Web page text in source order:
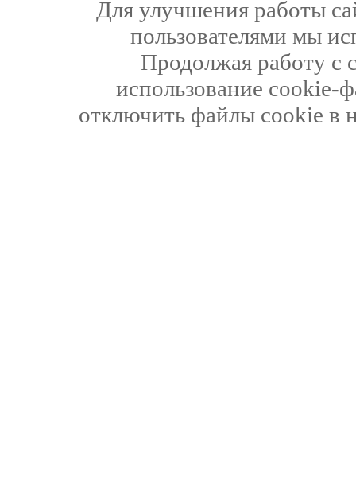
Для улучшения работы
пользователями мы
Продолжая работу с
использование cookie-
отключить файлы cookie в